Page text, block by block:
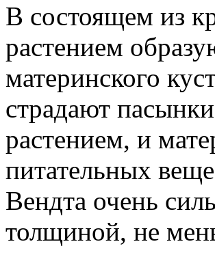
В состоящем из
растением
материнского
страдают
растением, и
питательных
Вендта очень
толщиной, не